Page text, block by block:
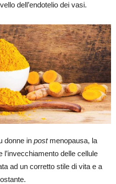
dell’endotelio dei vasi.
donne in postmenopausa, la
delle cellule
ad un corretto stile di vita e a